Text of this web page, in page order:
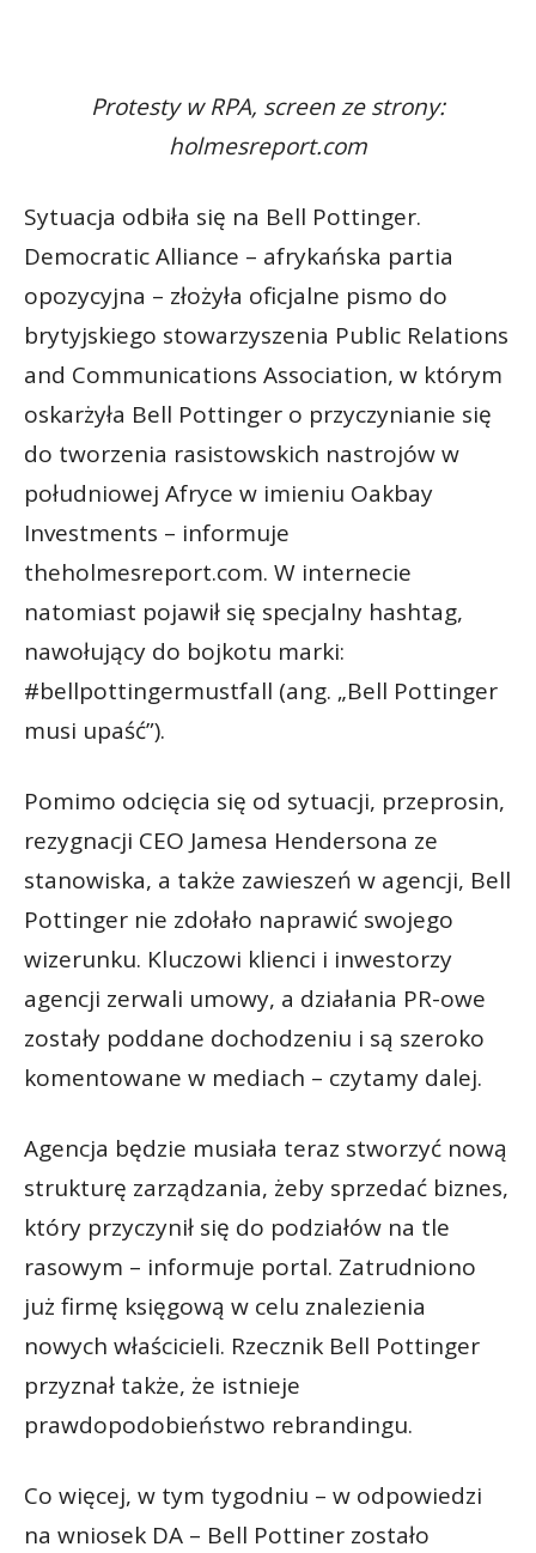
Protesty w RPA, screen ze strony:
holmesreport.com
Sytuacja odbiła się na Bell Pottinger.
Democratic Alliance – afrykańska partia
opozycyjna – złożyła oficjalne pismo do
brytyjskiego stowarzyszenia Public Relations
and Communications Association, w którym
oskarżyła Bell Pottinger o przyczynianie się
do tworzenia rasistowskich nastrojów w
południowej Afryce w imieniu Oakbay
Investments – informuje
theholmesreport.com. W internecie
natomiast pojawił się specjalny hashtag,
nawołujący do bojkotu marki:
#bellpottingermustfall (ang. „Bell Pottinger
musi upaść”).
Pomimo odcięcia się od sytuacji, przeprosin,
rezygnacji CEO Jamesa Hendersona ze
stanowiska, a także zawieszeń w agencji, Bell
Pottinger nie zdołało naprawić swojego
wizerunku. Kluczowi klienci i inwestorzy
agencji zerwali umowy, a działania PR-owe
zostały poddane dochodzeniu i są szeroko
komentowane w mediach – czytamy dalej.
Agencja będzie musiała teraz stworzyć nową
strukturę zarządzania, żeby sprzedać biznes,
który przyczynił się do podziałów na tle
rasowym – informuje portal. Zatrudniono
już firmę księgową w celu znalezienia
nowych właścicieli. Rzecznik Bell Pottinger
przyznał także, że istnieje
prawdopodobieństwo rebrandingu.
Co więcej, w tym tygodniu – w odpowiedzi
na wniosek DA – Bell Pottiner zostało